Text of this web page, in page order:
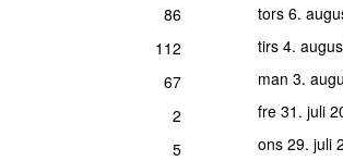
86
112
67
2
5
tors 6.
tirs 4.
man 3.
fre 31. juli
ons 29. juli